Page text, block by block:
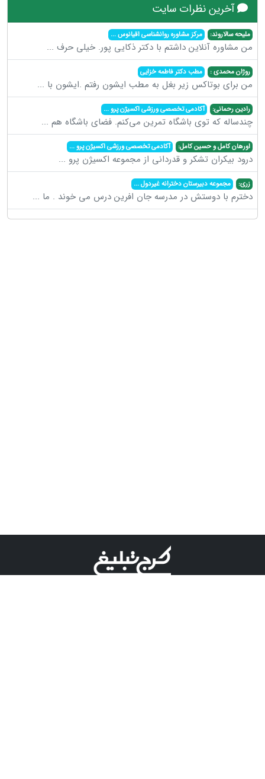
آخرین نظرات سایت
ملیحه سالاروند: مرکز مشاوره روانشناسی اقیانوس...
من مشاوره آنلاین داشتم با دکتر ذکایی پور. خیلی حرف ...
روژان محمدی : مطب دکتر فاطمه خزایی
من برای بوتاکس زیر بغل به مطب ایشون رفتم .ایشون با ...
رادین رحمانی: آکادمی تخصصی ورزشی اکسیژن پرو...
چندساله که توی باشگاه تمرین می‌کنم. فضای باشگاه هم ...
اورهان کامل و حسین کامل: آکادمی تخصصی ورزشی اکسیژن پرو...
درود بیکران تشکر و قدردانی از مجموعه اکسیژن پرو ...
زری: مجموعه دبیرستان دخترانه غیردول...
دخترم با دوستش در مدرسه جان افرین درس می خوند . ما ...